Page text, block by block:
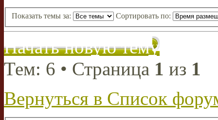
Показать темы за: Сортировать по:
Начать новую тему
Тем: 6 • Страница 1 из 1
Вернуться в Список